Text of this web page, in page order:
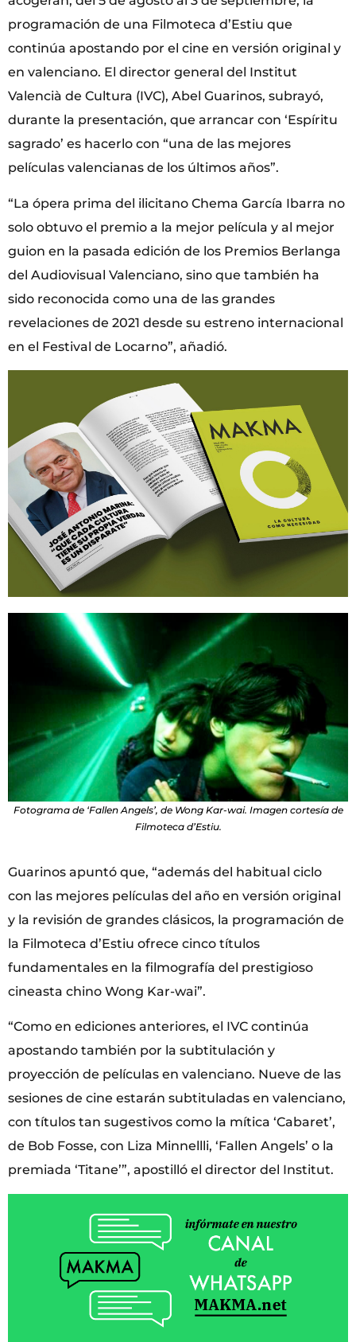
programación de una Filmoteca d’Estiu que
continúa apostando por el cine en versión original y
en valenciano. El director general del Institut
Valencià de Cultura (IVC), Abel Guarinos, subrayó,
durante la presentación, que arrancar con ‘Espíritu
sagrado’ es hacerlo con “una de las mejores
películas valencianas de los últimos años”.
“La ópera prima del ilicitano Chema García Ibarra no
solo obtuvo el premio a la mejor película y al mejor
guion en la pasada edición de los Premios Berlanga
del Audiovisual Valenciano, sino que también ha
sido reconocida como una de las grandes
revelaciones de 2021 desde su estreno internacional
en el Festival de Locarno”, añadió.
Fotograma de ‘Fallen Angels’, de Wong Kar-wai. Imagen cortesía de
Filmoteca d’Estiu.
Guarinos apuntó que, “además del habitual ciclo
con las mejores películas del año en versión original
y la revisión de grandes clásicos, la programación de
la Filmoteca d’Estiu ofrece cinco títulos
fundamentales en la filmografía del prestigioso
cineasta chino Wong Kar-wai”.
“Como en ediciones anteriores, el IVC continúa
apostando también por la subtitulación y
proyección de películas en valenciano. Nueve de las
sesiones de cine estarán subtituladas en valenciano,
con títulos tan sugestivos como la mítica ‘Cabaret’,
de Bob Fosse, con Liza Minnellli, ‘Fallen Angels’ o la
premiada ‘Titane’”, apostilló el director del Institut.